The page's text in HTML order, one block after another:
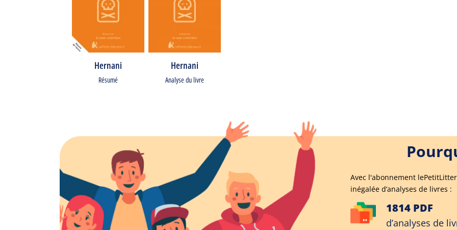
Hernani
Résumé
Hernani
Analyse du livre
Avec l'abonnement
inégalée d’analyses de livres :
1814 PDF
d’analyses de